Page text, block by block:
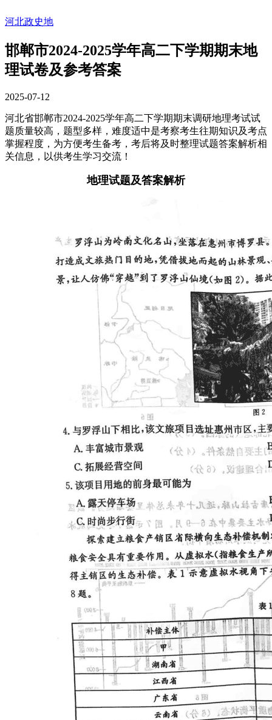
河北政史地
邯郸市2024-2025学年高二下学期期末地
理试卷及参考答案
2025-07-12
河北省邯郸市2024-2025学年高二下学期期末调研地理考试试
题质量较高，题型多样，难度适中是考察考生往期知识及考点
掌握程度，为方便考生备考，考后将及时整理试题答案解析相
关信息，以供考生学习交流！
地理试题及答案解析